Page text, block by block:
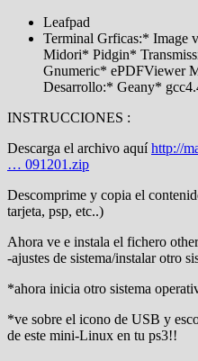
Leafpad
Terminal Grficas:* Image
Midori* Pidgin*
Gnumeric* ePDFViewer
Desarrollo:* Geany*
INSTRUCCIONES :
Descarga el archivo aquíhttp://
… 091201.zip
Descomprime y copia el
tarjeta, psp, etc..)
Ahora ve e instala el fichero
-ajustes de sistema/instalar otro
*ahora inicia otro sistema
*ve sobre el icono de USB y
de este mini-Linux en tu ps3!!